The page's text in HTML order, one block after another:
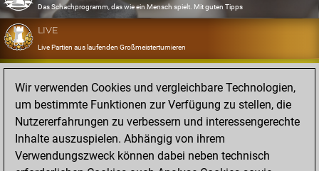
Das Schachprogramm, das wie ein Mensch spielt. Mit guten Tipps
LIVE
Live Partien aus laufenden Großmeisterturnieren
OPENINGS
Erfassen und Üben Sie Ihr Eröffnungsrepertoire
DATABASE
Acht Millionen starke Partien
MYGAMES
Speichern und analysieren Sie eigene Partien in der Cloud
Wir verwenden Cookies und vergleichbare Technologien,
um bestimmte Funktionen zur Verfügung zu stellen, die
Nutzererfahrungen zu verbessern und interessengerechte
Inhalte auszuspielen. Abhängig von ihrem
Verwendungszweck können dabei neben technisch